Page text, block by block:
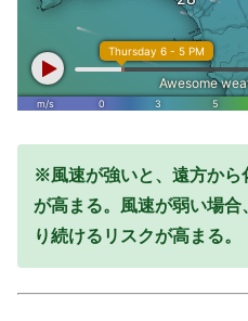
※風速が強いと、遠方から
が高まる。風速が弱い場
り続けるリスクが高まる。